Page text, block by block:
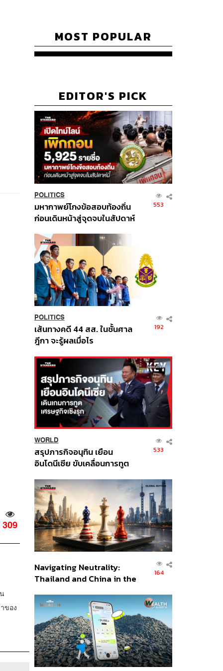
309
ของ
MOST POPULAR
EDITOR'S PICK
POLITICS
มหากาพย์โกงข้อสอบท้องถิ่น
ก่อนเดินหน้าสู่จุดจบในสัปดาห์
553
POLITICS
เส้นทางคดี 44 สส. ในชั้นศาล
ฎีกา จะรู้ผลเมื่อไร
192
WORLD
สรุปภารกิจอนุทิน เยือน
อินโดนีเซีย ขับเคลื่อนการทูต
ส่วนยุทธศาสตร์ไทย –
อินโดนีเซีย
533
Navigating Neutrality:
Thailand and China in the
Order
164